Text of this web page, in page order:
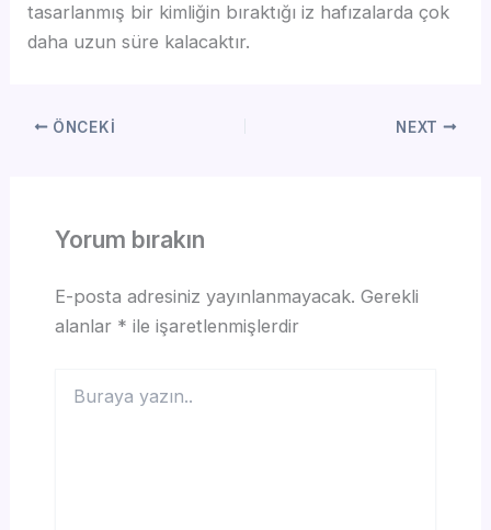
tasarlanmış bir kimliğin bıraktığı iz hafızalarda çok
daha uzun süre kalacaktır.
ÖNCEKI NEXT
Yorum bırakın
E-posta adresiniz yayınlanmayacak. Gerekli
alanlar * ile işaretlenmişlerdir
yazın..